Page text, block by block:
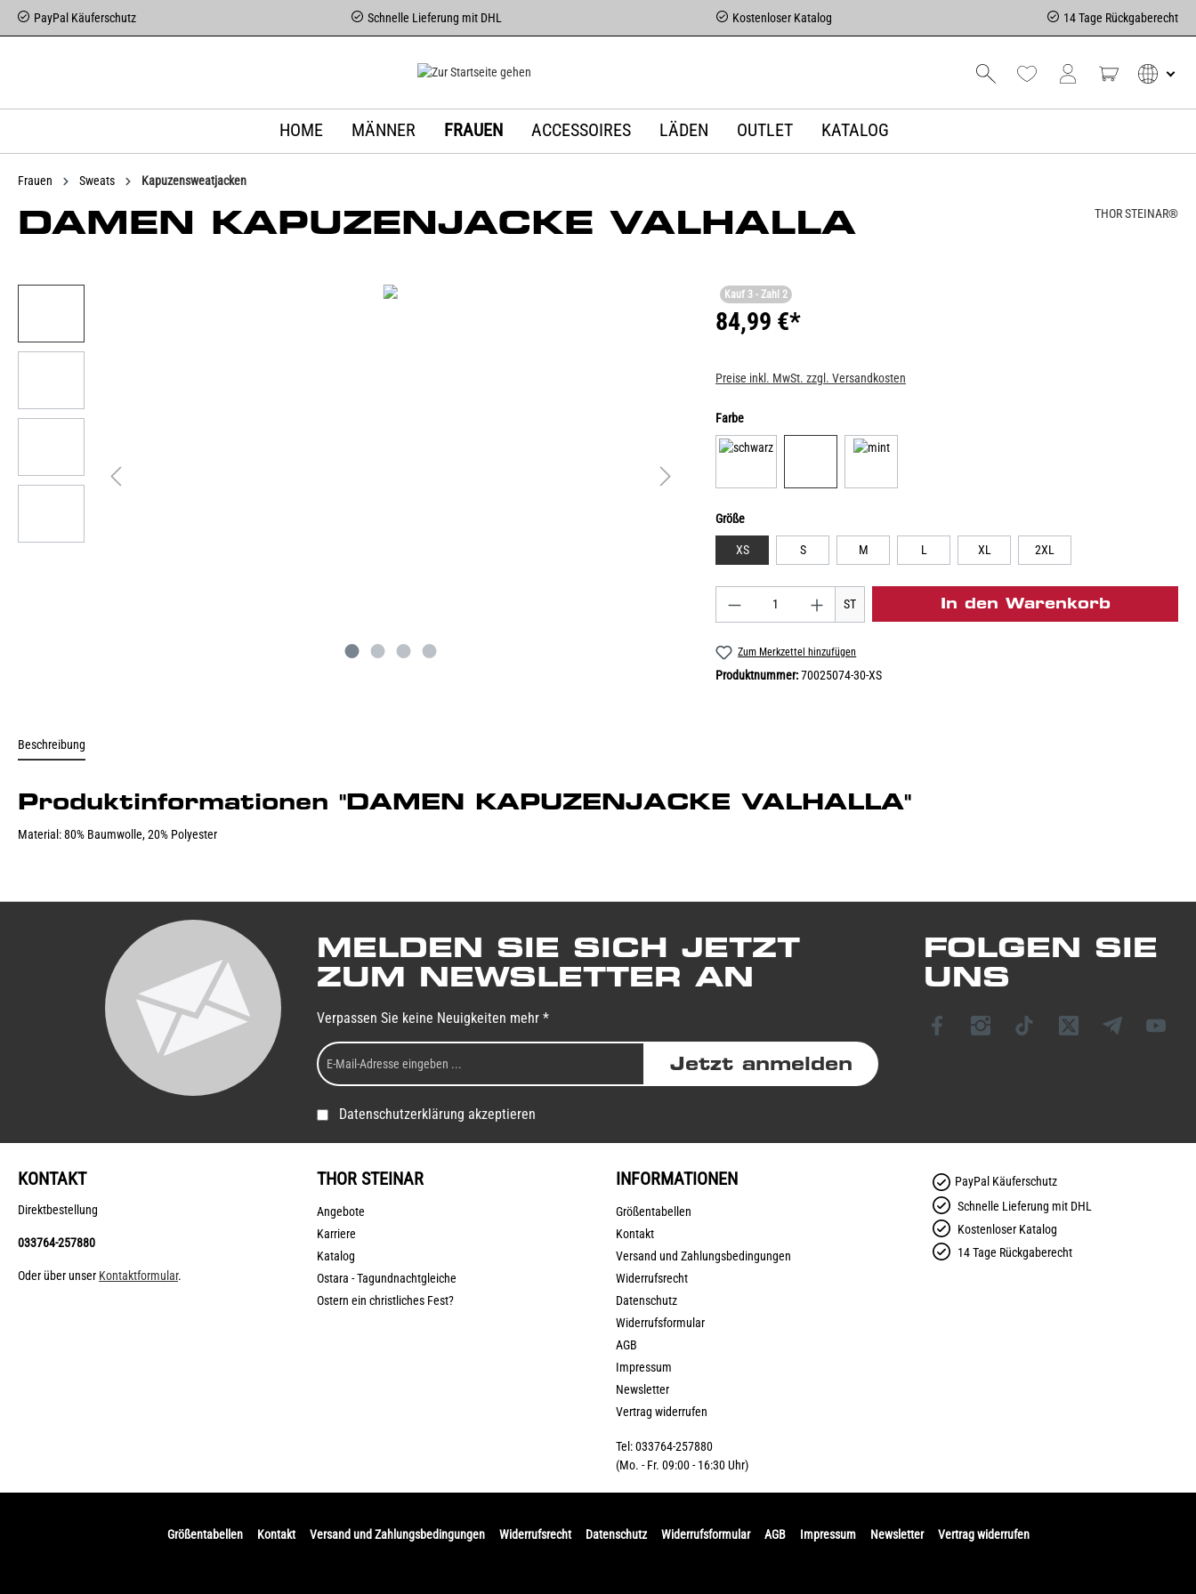
PayPal Käuferschutz Schnelle Lieferung mit DHL Kostenloser Katalog 14 Tage Rückgaberecht
HOME MÄNNER FRAUEN ACCESSOIRES LÄDEN OUTLET KATALOG
Frauen Sweats Kapuzensweatjacken
DAMEN KAPUZENJACKE VALHALLA THOR STEINAR®
Kauf 3 - Zahl 2
84,99 €*
Preise inkl. MwSt. zzgl. Versandkosten
Farbe
Größe
XS S M L XL 2XL
ST In den Warenkorb
Zum Merkzettel hinzufügen
Produktnummer:70025074-30-XS
Beschreibung
Produktinformationen "DAMEN KAPUZENJACKE VALHALLA"
Material: 80% Baumwolle, 20% Polyester
MELDEN SIE SICH JETZT
ZUM NEWSLETTER AN
Verpassen Sie keine Neuigkeiten mehr *
Jetzt anmelden
Datenschutzerklärung akzeptieren
FOLGEN SIE
UNS
KONTAKT
Direktbestellung
033764-257880
Oder über unser Kontaktformular.
THOR STEINAR
Angebote
Karriere
Katalog
Ostara - Tagundnachtgleiche
Ostern ein christliches Fest?
INFORMATIONEN
Größentabellen
Kontakt
Versand und Zahlungsbedingungen
Widerrufsrecht
Datenschutz
Widerrufsformular
AGB
Impressum
Newsletter
Vertrag widerrufen
Tel: 033764-257880
(Mo. - Fr. 09:00 - 16:30 Uhr)
PayPal Käuferschutz
Schnelle Lieferung mit DHL
Kostenloser Katalog
14 Tage Rückgaberecht
Größentabellen Kontakt Versand und Zahlungsbedingungen Widerrufsrecht Datenschutz Widerrufsformular AGB Impressum Newsletter Vertrag widerrufen